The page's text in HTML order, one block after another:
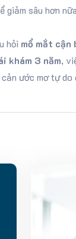
sâu hơn
hỏi mổ mắt cận
khám 3 năm,
ước mơ tự do